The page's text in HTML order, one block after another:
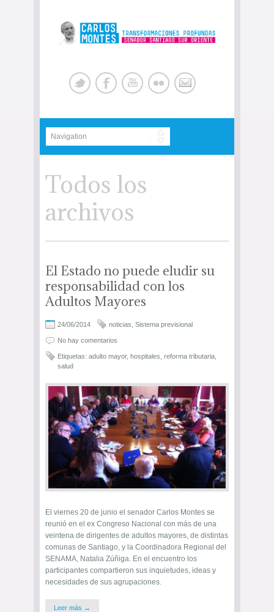
Todos los
archivos
El Estado no puede eludir su
responsabilidad con los
Adultos Mayores
24/06/2014 noticias Sistema previsional
No hay comentarios
Etiquetas: adulto mayor, hospitales reforma tributaria
salud
El viernes 20 de junio el senador Carlos Montes se
reunió en el ex Congreso Nacional con más de una
veintena de dirigentes de adultos mayores, de distintas
comunas de Santiago, y la Coordinadora Regional del
SENAMA, Natalia Zúñiga. En el encuentro los
participantes compartieron sus inquietudes, ideas y
necesidades de sus agrupaciones.
Leer más →